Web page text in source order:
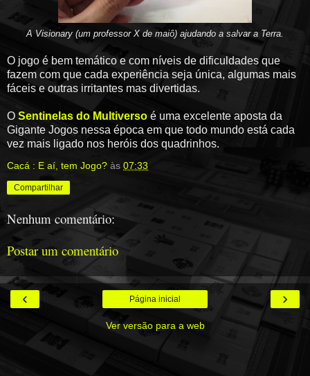
A Visionary (um professor X de maiô) ajudando a salvar a Terra.
O jogo é bem temático e com níveis de dificuldades que
fazem com que cada experiência seja única, algumas mais
fáceis e outras irritantes mas divertidas.
O Sentinelas do Multiverso é uma excelente aposta da
Gigante Jogos nessa época em que todo mundo está cada
vez mais ligado nos heróis dos quadrinhos.
Cacá : E aí, tem Jogo? às 07:33
Compartilhar
Nenhum comentário:
Postar um comentário
‹ ›
Página inicial
Ver versão para a web